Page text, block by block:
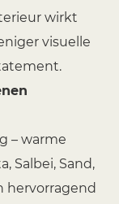
wirkt
visuelle
– warme
Salbei, Sand,
hervorragend